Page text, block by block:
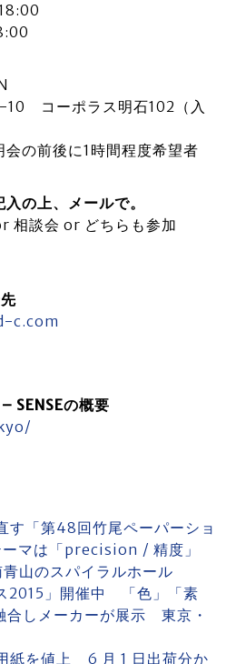
10 コーポラス明石102（入
の前後に1時間程度希望者
の上、メールで。
相談会 or どちらも参加
c.com
SENSEの概要
す「第48回竹尾ペーパーショ
マは「precision / 精度」
山のスパイラルホール
2015」開催中 「色」「素
合しメーカーが展示 東京・
紙を値上 6 月 1 日出荷分か